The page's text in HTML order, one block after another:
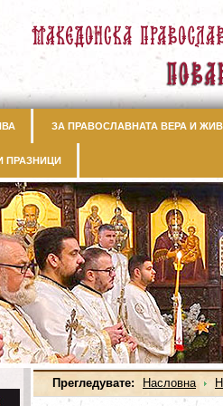
ЗА ПРАВОСЛАВНАТА ВЕРА И
ПРАЗНИЦИ
Прегледувате: Насловна